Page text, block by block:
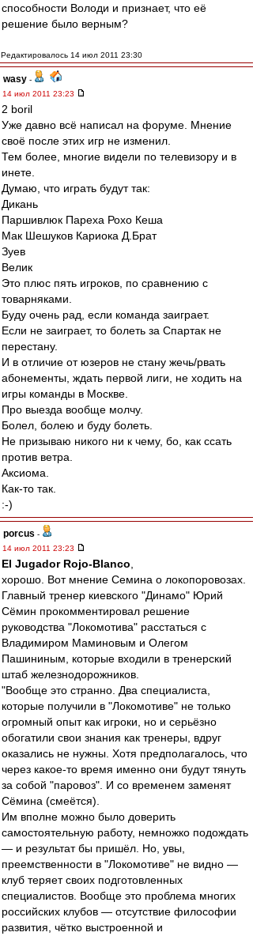
способности Володи и признает, что её
решение было верным?
Редактировалось 14 июл 2011 23:30
wasy -
14 июл 2011 23:23
2 boril
Уже давно всё написал на форуме. Мнение
своё после этих игр не изменил.
Тем более, многие видели по телевизору и в
инете.
Думаю, что играть будут так:
Дикань
Паршивлюк Пареха Рохо Кеша
Мак Шешуков Кариока Д.Брат
Зуев
Велик
Это плюс пять игроков, по сравнению с
товарняками.
Буду очень рад, если команда заиграет.
Если не заиграет, то болеть за Спартак не
перестану.
И в отличие от юзеров не стану жечь/рвать
абонементы, ждать первой лиги, не ходить на
игры команды в Москве.
Про выезда вообще молчу.
Болел, болею и буду болеть.
Не призываю никого ни к чему, бо, как ссать
против ветра.
Аксиома.
Как-то так.
:-)
porcus -
14 июл 2011 23:23
El Jugador Rojo-Blanco
хорошо. Вот мнение Семина о локопоровозах.
Главный тренер киевского "Динамо" Юрий
Сёмин прокомментировал решение
руководства "Локомотива" расстаться с
Владимиром Маминовым и Олегом
Пашининым, которые входили в тренерский
штаб железнодорожников.
"Вообще это странно. Два специалиста,
которые получили в "Локомотиве" не только
огромный опыт как игроки, но и серьёзно
обогатили свои знания как тренеры, вдруг
оказались не нужны. Хотя предполагалось, что
через какое-то время именно они будут тянуть
за собой "паровоз". И со временем заменят
Сёмина (смеётся).
Им вполне можно было доверить
самостоятельную работу, немножко подождать
— и результат бы пришёл. Но, увы,
преемственности в "Локомотиве" не видно —
клуб теряет своих подготовленных
специалистов. Вообще это проблема многих
российских клубов — отсутствие философии
развития, чётко выстроенной и